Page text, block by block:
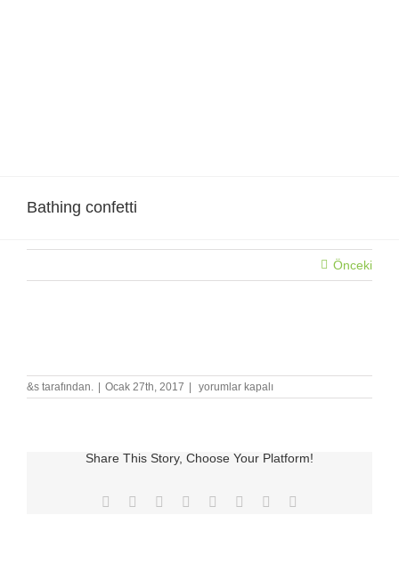
Bathing confetti
Önceki
&s tarafından. Ocak 27th, 2017
Bathing
confetti
yorumlar kapalı
Share This Story, Choose Your Platform!
Facebook Reddit LinkedIn
TumblrPinterest